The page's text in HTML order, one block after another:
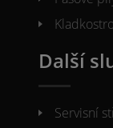
Další
Servisní